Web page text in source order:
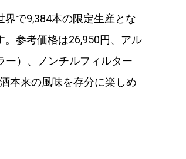
で9,384本の限定生産とな
参考価格は26,950円、アル
ー）、ノンチルフィルター
本来の風味を存分に楽しめ